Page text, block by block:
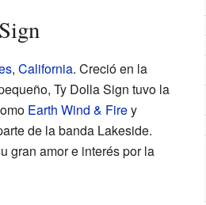
, California. Creció en la
Ty Dolla Sign tuvo la
Earth Wind & Firey
de la banda Lakeside.
gran amor e interés por la